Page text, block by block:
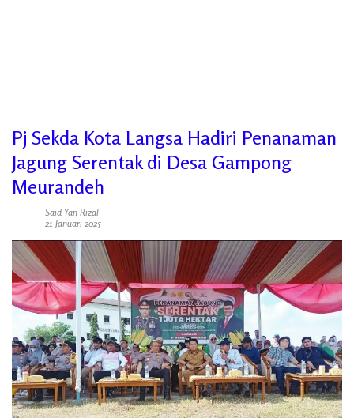
Pj Sekda Kota Langsa Hadiri Penanaman
Jagung Serentak di Desa Gampong
Meurandeh
Said Yan Rizal
21 Januari 2025